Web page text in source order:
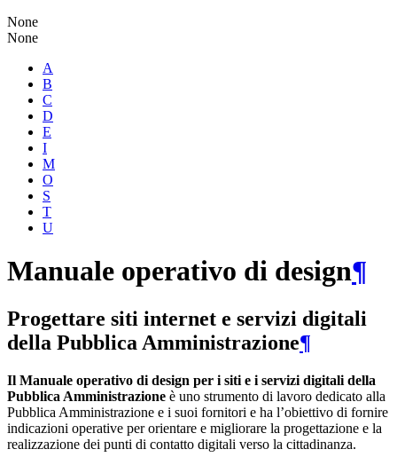
None
None
A
B
C
D
E
I
M
O
S
T
U
Manuale operativo di design¶
Progettare siti internet e servizi digitali
della Pubblica Amministrazione¶
Il Manuale operativo di design per i siti e i servizi digitali della
Pubblica Amministrazione è uno strumento di lavoro dedicato alla
Pubblica Amministrazione e i suoi fornitori e ha l’obiettivo di fornire
indicazioni operative per orientare e migliorare la progettazione e la
realizzazione dei punti di contatto digitali verso la cittadinanza.